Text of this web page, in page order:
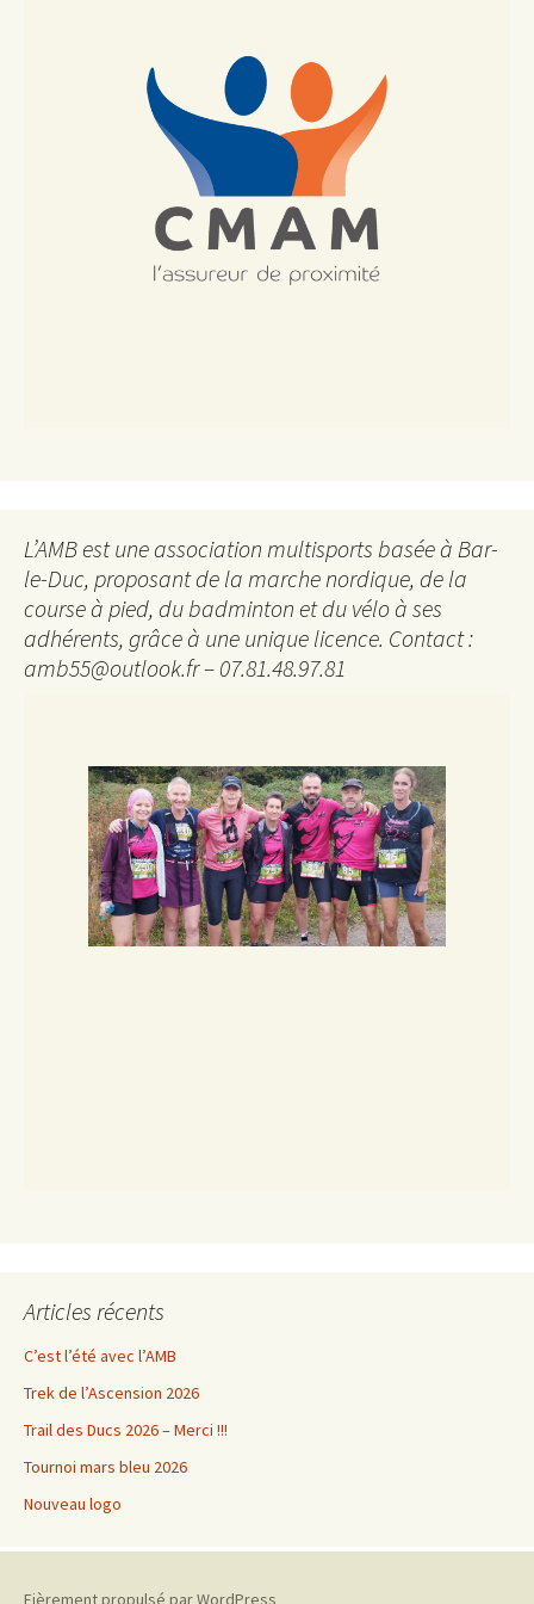
L’AMB est une association multisports basée à Bar-
le-Duc, proposant de la marche nordique, de la
course à pied, du badminton et du vélo à ses
adhérents, grâce à une unique licence. Contact :
amb55@outlook.fr – 07.81.48.97.81
Articles récents
C’est l’été avec l’AMB
Trek de l’Ascension 2026
Trail des Ducs 2026 – Merci !!!
Tournoi mars bleu 2026
Nouveau logo
Fièrement propulsé par WordPress